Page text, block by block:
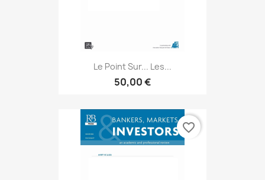
Le Point Sur... Les...
50,00 €
favorite_border